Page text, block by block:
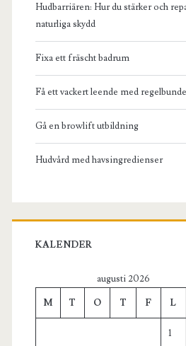
Hudbarriären: Hur du stärker och
naturliga skydd
Fixa ett fräscht badrum
Få ett vackert leende med
Gå en browlift utbildning
Hudvård med havsingredienser
KALENDER
augusti 2026
M T O T F L
1